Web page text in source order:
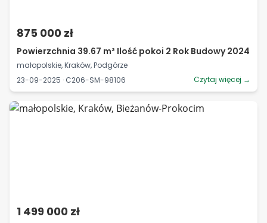
875 000 zł
Powierzchnia 39.67 m² Ilość pokoi 2 Rok Budowy 2024
małopolskie, Kraków, Podgórze
23-09-2025 · C206-SM-98106
Czytaj więcej →
1 499 000 zł